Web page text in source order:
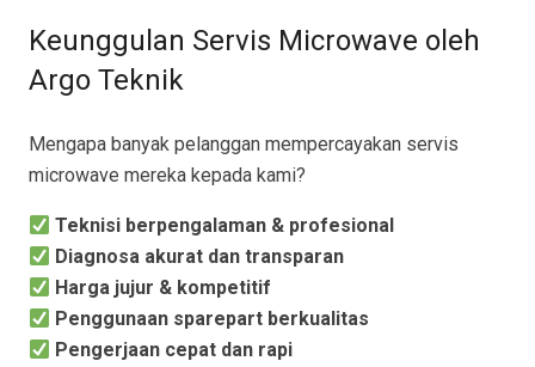
Keunggulan Servis Microwave oleh
Argo Teknik
Mengapa banyak pelanggan mempercayakan servis
microwave mereka kepada kami?
Teknisi berpengalaman & profesional
Diagnosa akurat dan transparan
Harga jujur & kompetitif
Penggunaan sparepart berkualitas
Pengerjaan cepat dan rapi